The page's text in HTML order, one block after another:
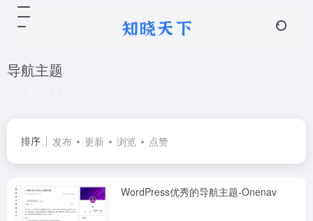
导航主题
排序 发布 更新 浏览 点赞
WordPress优秀的导航主题-Onenav